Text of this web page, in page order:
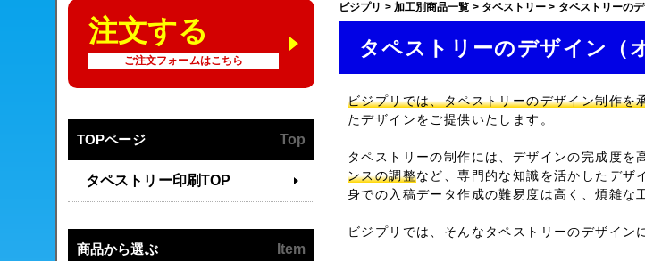
ビジプリ > 加工別商品一覧 > タペストリー > タペストリーの
タペストリーのデザイン（
ビジプリでは、タペストリーのデザイン制作を
たデザインをご提供いたします。
タペストリーの制作には、デザインの完成度を
ンスの調整など、専門的な知識を活かしたデザ
身での入稿データ作成の難易度は高く、煩雑な
ビジプリでは、そんなタペストリーのデザイン
注文する
ご注文フォームはこちら
TOPページ Top
タペストリー印刷TOP
商品から選ぶ Item